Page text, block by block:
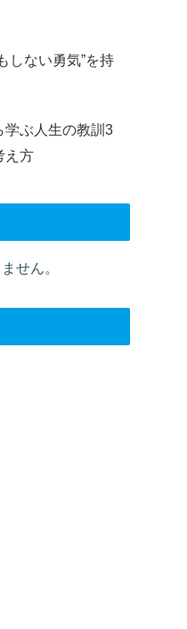
しない勇気”を持
学ぶ人生の教訓3
え方
せん。